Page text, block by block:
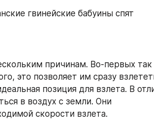
гвинейские бабуины спят
причинам. Во-первых так
это позволяет им сразу
позиция для взлета. В
в воздух с земли. Они
скорости взлета.